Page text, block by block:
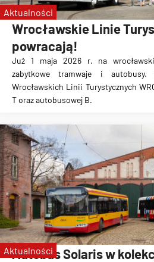
Wrocławskie Linie
powracają!
Już 1 maja 2026 r. na
zabytkowe tramwaje i autobusy.
Wrocławskich Linii Turystycznych
T oraz autobusowej B.
Aktualności
Autobus Solaris w
Aktualności